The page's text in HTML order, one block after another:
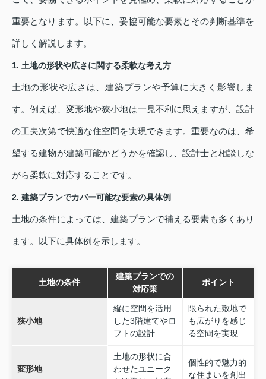
重要となります。以下に、妥協可能な要素とその判断基準を
詳しく解説します。
1. 土地の形状や広さに関する柔軟な考え方
土地の形状や広さは、建築プランや予算に大きく影響しま
す。例えば、変形地や狭小地は一見不利に思えますが、設計
の工夫次第で快適な住空間を実現できます。重要なのは、希
望する建物が建築可能かどうかを確認し、設計士と相談しな
がら柔軟に対応することです。
2. 建築プランでカバー可能な要素の具体例
土地の条件によっては、建築プランで補える要素も多くあり
ます。以下に具体例を示します。
土地の条件
建築プランでの
対応策
ポイント
狭小地
縦に空間を活用
した3階建てやロ
フトの設計
限られた敷地で
も広がりを感じ
る空間を実現
変形地
土地の形状に合
わせたユニーク
個性的で魅力的
な住まいを創出